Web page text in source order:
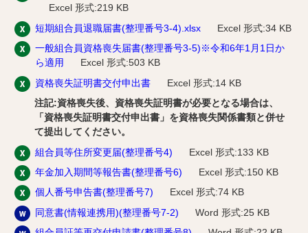
Excel 形式:219 KB
短期組合員退職届書(整理番号3-4).xlsx
Excel 形式:34 KB
一般組合員資格喪失届書(整理番号3-5)※令和6年1月1日か
ら適用
Excel 形式:503 KB
資格喪失証明書交付申出書
Excel 形式:14 KB
注記:資格喪失後、資格喪失証明書が必要となる場合は、
「資格喪失証明書交付申出書」を資格喪失関係書類と併せ
て提出してください。
組合員等住所変更届(整理番号4)
Excel 形式:133 KB
年金加入期間等報告書(整理番号6)
Excel 形式:150 KB
個人番号申告書(整理番号7)
Excel 形式:74 KB
同意書(情報連携用)(整理番号7-2)
Word 形式:25 KB